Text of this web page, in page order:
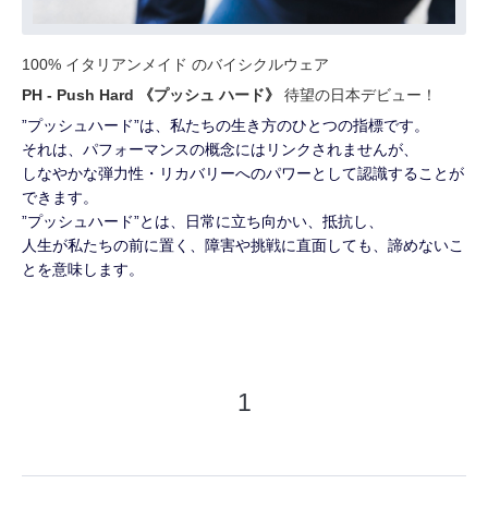
100% イタリアンメイド のバイシクルウェア
PH - Push Hard 《プッシュ ハード》
待望の日本デビュー！
”プッシュハード”は、私たちの生き方のひとつの指標です。
それは、パフォーマンスの概念にはリンクされませんが、
しなやかな弾力性・リカバリーへのパワーとして認識することが
できます。
”プッシュハード”とは、日常に立ち向かい、抵抗し、
人生が私たちの前に置く、障害や挑戦に直面しても、諦めないこ
とを意味します。
1